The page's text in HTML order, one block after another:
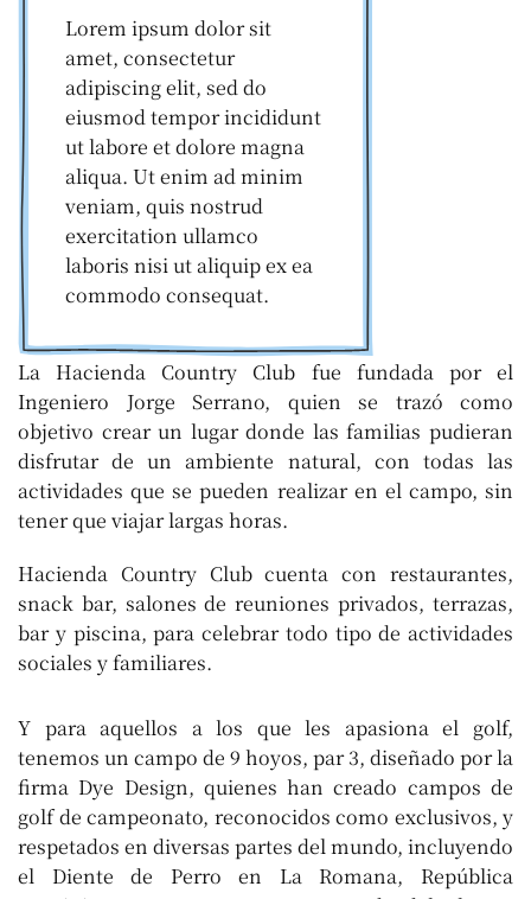
Lorem ipsum dolor sit
amet, consectetur
adipiscing elit, sed do
eiusmod tempor incididunt
ut labore et dolore magna
aliqua. Ut enim ad minim
veniam, quis nostrud
exercitation ullamco
laboris nisi ut aliquip ex ea
commodo consequat.
La Hacienda Country Club fue fundada por el
Ingeniero Jorge Serrano, quien se trazó como
objetivo crear un lugar donde las familias pudieran
disfrutar de un ambiente natural, con todas las
actividades que se pueden realizar en el campo, sin
tener que viajar largas horas.
Hacienda Country Club cuenta con restaurantes,
snack bar, salones de reuniones privados, terrazas,
bar y piscina, para celebrar todo tipo de actividades
sociales y familiares.
Y para aquellos a los que les apasiona el golf,
tenemos un campo de 9 hoyos, par 3, diseñado por la
firma Dye Design, quienes han creado campos de
golf de campeonato, reconocidos como exclusivos, y
respetados en diversas partes del mundo, incluyendo
el Diente de Perro en La Romana, República